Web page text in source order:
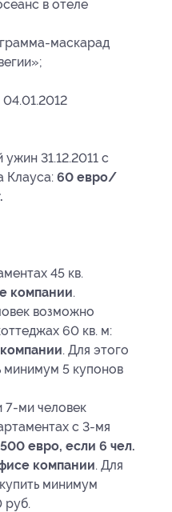
в отеле
маскарад
04.01.2012
31.12.2011 с
Клауса: 60 евро/
45 кв.
компании.
возможно
60 кв. м:
. Для этого
минимум 5 купонов
7-ми человек
с 3-мя
евро, если 6 чел.
компании. Для
минимум
руб.